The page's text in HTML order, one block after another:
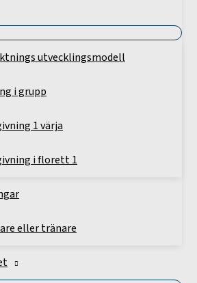
utvecklingsmodell
i grupp
1 värja
i florett 1
eller tränare